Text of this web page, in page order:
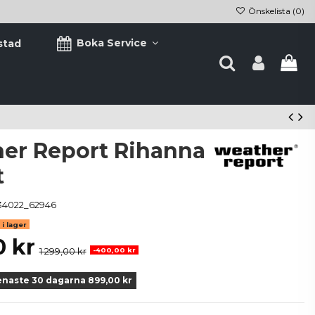
Önskelista (0)
Boka Service
Report Rihanna
i lager
kr 1 299,00 kr -400,00 kr
30 dagarna 899,00 kr